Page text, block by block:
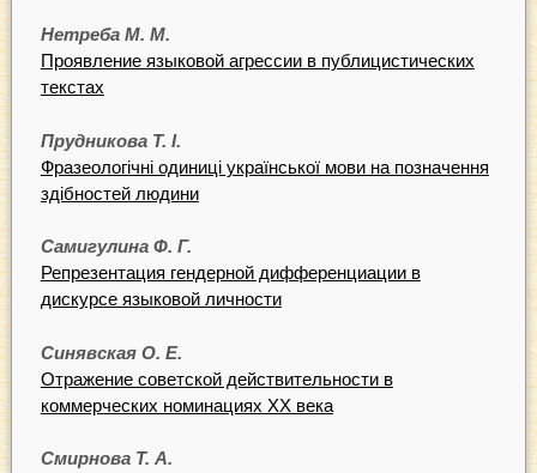
Нетреба М. М.
Проявление языковой агрессии в публицистических
текстах
Прудникова Т. І.
Фразеологічні одиниці української мови на позначення
здібностей людини
Самигулина Ф. Г.
Репрезентация гендерной дифференциации в
дискурсе языковой личности
Синявская О. Е.
Отражение советской действительности в
коммерческих номинациях XX века
Смирнова Т. А.